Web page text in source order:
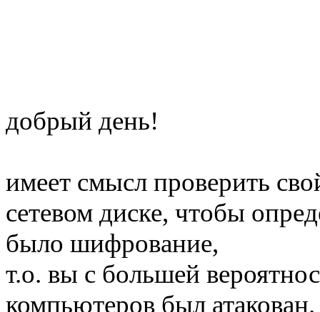
добрый день!
имеет смысл проверить
сетевом диске, чтобы
было шифрование,
т.о. вы с большей
компьютеров был атакован.